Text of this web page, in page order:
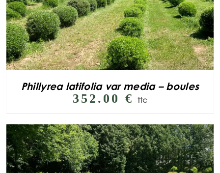
Phillyrea latifolia var media – boules
352.00 € ttc